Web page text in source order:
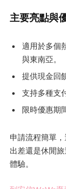
主要亮點與
適用於多個
與東南亞。
提供現金回
支持多種支
限時優惠期
申請流程簡單
出差還是休閒
體驗。